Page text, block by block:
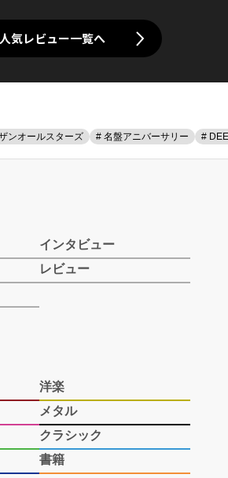
人気レビュー一覧へ
ンオールスターズ # 名盤アニバーサリー #
インタビュー
レビュー
洋楽
メタル
クラシック
書籍